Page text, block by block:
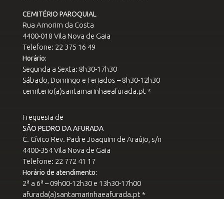
CEMITÉRIO PAROQUIAL
Rua Amorim da Costa
4400-018 Vila Nova de Gaia
Telefone: 22 375 16 49
Horário:
Segunda a Sexta: 8h30-17h30
Sábado, Domingo e Feriados – 8h30-12h30
cemiterio(a)santamarinhaeafurada.pt *
Freguesia de
SÃO PEDRO DA AFURADA
C. Cívico Rev. Padre Joaquim de Araújo, s/n
4400-354 Vila Nova de Gaia
Telefone: 22 772 41 17
Horário de atendimento:
2ª a 6ª – 09h00-12h30 e 13h30-17h00
afurada(a)santamarinhaeafurada.pt *